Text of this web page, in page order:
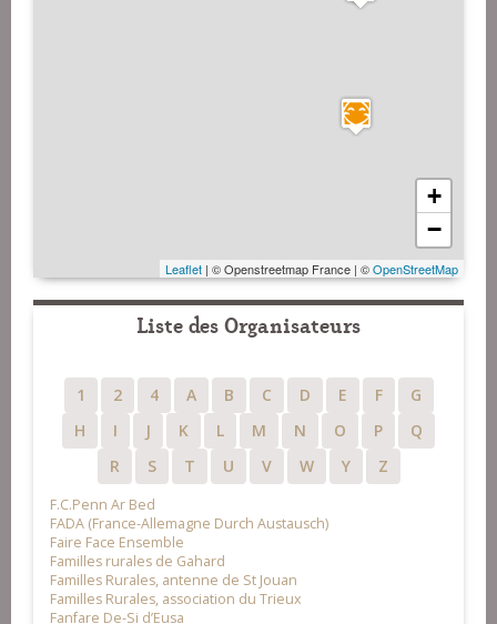
+
−
Leaflet | © Openstreetmap France | ©OpenStreetMap
Liste des Organisateurs
1 2 4 A B C D E F
G
H
I J K L M N O P
Q
R
S T U V W Y Z
F.C.Penn Ar Bed
FADA (France-Allemagne Durch Austausch)
Faire Face Ensemble
Familles rurales de Gahard
Familles Rurales, antenne de St Jouan
Familles Rurales, association du Trieux
Fanfare De-Si d’Eusa